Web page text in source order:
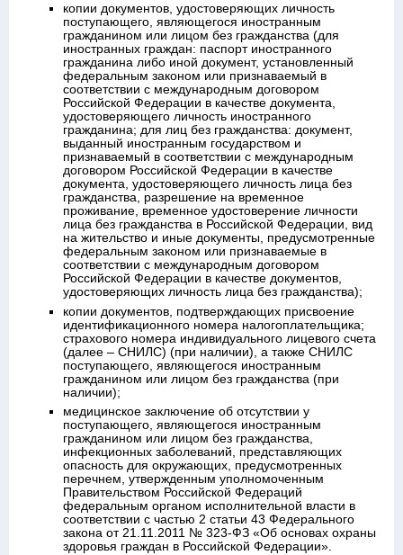
копии документов, удостоверяющих личность
поступающего, являющегося иностранным
гражданином или лицом без гражданства (для
иностранных граждан: паспорт иностранного
гражданина либо иной документ, установленный
федеральным законом или признаваемый в
соответствии с международным договором
Российской Федерации в качестве документа,
удостоверяющего личность иностранного
гражданина; для лиц без гражданства: документ,
выданный иностранным государством и
признаваемый в соответствии с международным
договором Российской Федерации в качестве
документа, удостоверяющего личность лица без
гражданства, разрешение на временное
проживание, временное удостоверение личности
лица без гражданства в Российской Федерации, вид
на жительство и иные документы, предусмотренные
федеральным законом или признаваемые в
соответствии с международным договором
Российской Федерации в качестве документов,
удостоверяющих личность лица без гражданства);
копии документов, подтверждающих присвоение
идентификационного номера налогоплательщика;
страхового номера индивидуального лицевого счета
(далее – СНИЛС) (при наличии), а также СНИЛС
поступающего, являющегося иностранным
гражданином или лицом без гражданства (при
наличии);
медицинское заключение об отсутствии у
поступающего, являющегося иностранным
гражданином или лицом без гражданства,
инфекционных заболеваний, представляющих
опасность для окружающих, предусмотренных
перечнем, утвержденным уполномоченным
Правительством Российской Федераций
федеральным органом исполнительной власти в
соответствии с частью 2 статьи 43 Федерального
закона от 21.11.2011 № 323-ФЗ «Об основах охраны
здоровья граждан в Российской Федерации».